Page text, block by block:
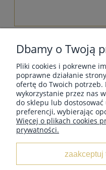
Dbamy o Twoją
Pliki cookies i pokrewne
poprawne działanie
ofertę do Twoich potrzeb.
wykorzystanie przez nas
do sklepu lub
preferencji, wybierając
Więcej o plikach cookies
prywatności.
zaakceptuj